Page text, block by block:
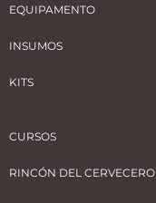
EQUIPAMENTO
INSUMOS
KITS
CURSOS
RINCÓN DEL CERVECERO